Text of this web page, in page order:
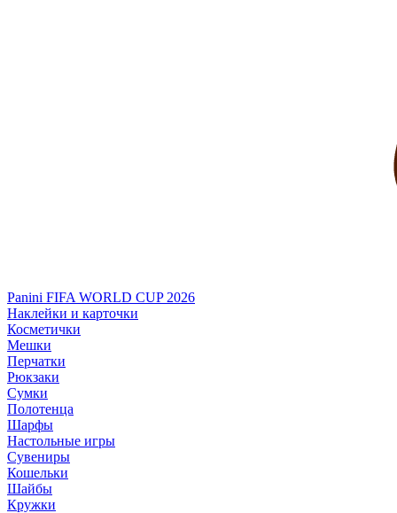
Panini FIFA WORLD CUP 2026
Наклейки и карточки
Косметички
Мешки
Перчатки
Рюкзаки
Сумки
Полотенца
Шарфы
Настольные игры
Сувениры
Кошельки
Шайбы
Кружки